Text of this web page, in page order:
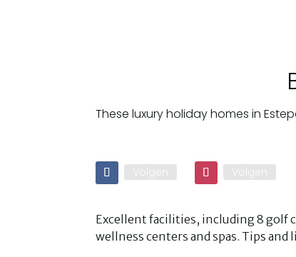
These luxury holiday homes in
Volgen Volgen
Excellent facilities, including 8 golf
wellness centers and spas. Tips